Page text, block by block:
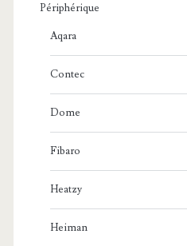
Périphérique
Aqara
Contec
Dome
Fibaro
Heatzy
Heiman